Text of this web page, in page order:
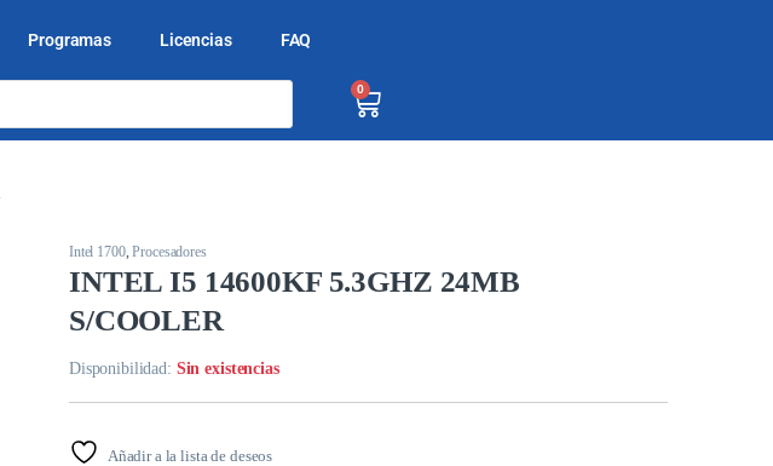
Programas Licencias FAQ
0
Intel 1700,Procesadores
INTEL I5 14600KF 5.3GHZ 24MB
S/COOLER
Disponibilidad: Sin existencias
Añadir a la lista de deseos